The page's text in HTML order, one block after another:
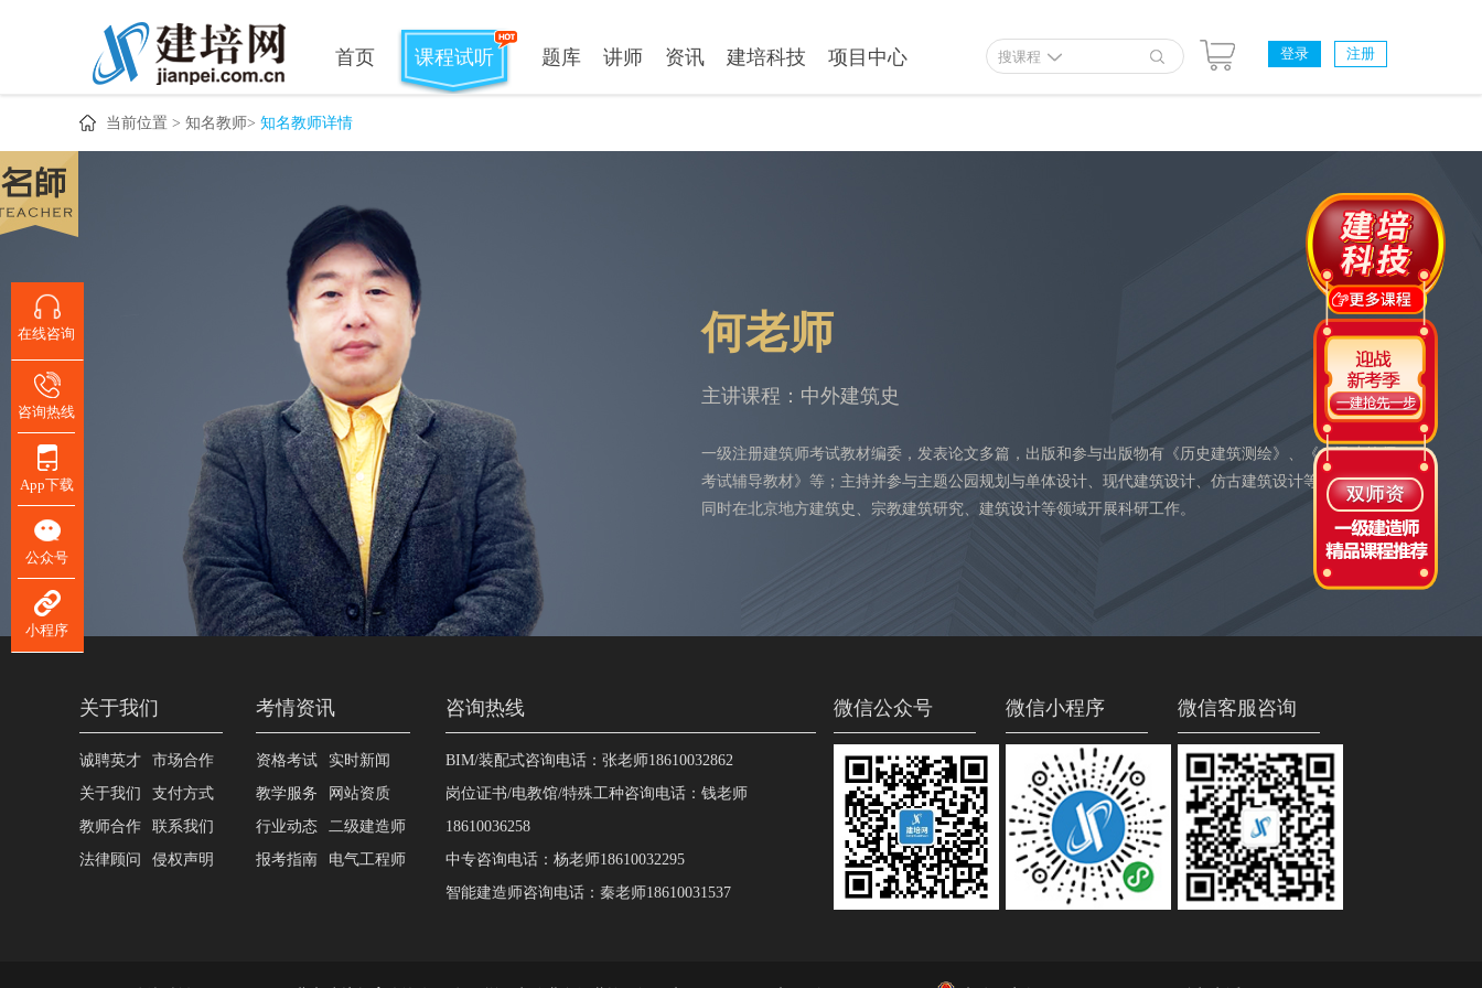
首页 课程试听 题库 讲师 资讯 建培科技 项目中心 搜课程 登录 注册
当前位置 > 知名教师> 知名教师详情
何老师
主讲课程：中外建筑史
一级注册建筑师考试教材编委，发表论文多篇，出版和参与出版物有《历史建筑测绘》、《一级建筑师
考试辅导教材》等；主持并参与主题公园规划与单体设计、现代建筑设计、仿古建筑设计等工程项目。
同时在北京地方建筑史、宗教建筑研究、建筑设计等领域开展科研工作。
关于我们
诚聘英才
关于我们
教师合作
法律顾问
市场合作
支付方式
联系我们
侵权声明
考情资讯
资格考试
教学服务
行业动态
报考指南
实时新闻
网站资质
二级建造师
电气工程师
咨询热线
BIM/装配式咨询电话：张老师18610032862
岗位证书/电教馆/特殊工种咨询电话：钱老师
18610036258
中专咨询电话：杨老师18610032295
智能建造师咨询电话：秦老师18610031537
微信公众号 微信小程序 微信客服咨询
在线咨询
咨询热线
App下载
公众号
小程序